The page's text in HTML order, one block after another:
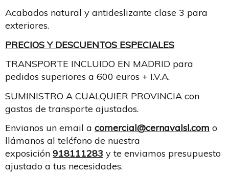
Acabados natural y antideslizante clase 3 para
exteriores.
PRECIOS Y DESCUENTOS ESPECIALES
TRANSPORTE INCLUIDO EN MADRID para
pedidos superiores a 600 euros + I.V.A.
SUMINISTRO A CUALQUIER PROVINCIA con
gastos de transporte ajustados.
Envianos un email a comercial@cernavalsl.com o
llámanos al teléfono de nuestra
exposición 918111283 y te enviamos presupuesto
ajustado a tus necesidades.